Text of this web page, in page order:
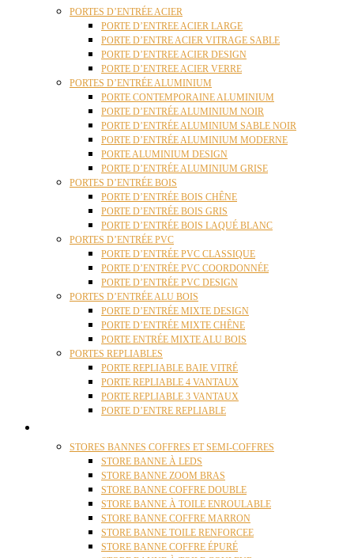
PORTES D’ENTRÉE ACIER
PORTE D’ENTREE ACIER LARGE
PORTE D’ENTRE ACIER VITRAGE SABLE
PORTE D’ENTREE ACIER DESIGN
PORTE D’ENTREE ACIER VERRE
PORTES D’ENTRÉE ALUMINIUM
PORTE CONTEMPORAINE ALUMINIUM
PORTE D’ENTRÉE ALUMINIUM NOIR
PORTE D’ENTRÉE ALUMINIUM SABLE NOIR
PORTE D’ENTRÉE ALUMINIUM MODERNE
PORTE ALUMINIUM DESIGN
PORTE D’ENTRÉE ALUMINIUM GRISE
PORTES D’ENTRÉE BOIS
PORTE D’ENTRÉE BOIS CHÊNE
PORTE D’ENTRÉE BOIS GRIS
PORTE D’ENTRÉE BOIS LAQUÉ BLANC
PORTES D’ENTRÉE PVC
PORTE D’ENTRÉE PVC CLASSIQUE
PORTE D’ENTRÉE PVC COORDONNÉE
PORTE D’ENTRÉE PVC DESIGN
PORTES D’ENTRÉE ALU BOIS
PORTE D’ENTRÉE MIXTE DESIGN
PORTE D’ENTRÉE MIXTE CHÊNE
PORTE ENTRÉE MIXTE ALU BOIS
PORTES REPLIABLES
PORTE REPLIABLE BAIE VITRÉ
PORTE REPLIABLE 4 VANTAUX
PORTE REPLIABLE 3 VANTAUX
PORTE D’ENTRE REPLIABLE
STORES BANNES COFFRES ET SEMI-COFFRES
STORE BANNE À LEDS
STORE BANNE ZOOM BRAS
STORE BANNE COFFRE DOUBLE
STORE BANNE À TOILE ENROULABLE
STORE BANNE COFFRE MARRON
STORE BANNE TOILE RENFORCEE
STORE BANNE COFFRE ÉPURÉ